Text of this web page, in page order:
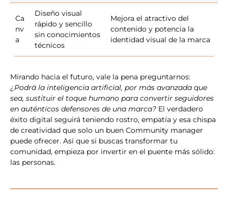
Ca
nv
a
Diseño visual
rápido y sencillo
sin conocimientos
técnicos
Mejora el atractivo del
contenido y potencia la
identidad visual de la marca
Mirando hacia el futuro, vale la pena preguntarnos:
¿Podrá la inteligencia artificial, por más avanzada que
sea, sustituir el toque humano para convertir seguidores
en auténticos defensores de una marca? El verdadero
éxito digital seguirá teniendo rostro, empatía y esa chispa
de creatividad que solo un buen Community manager
puede ofrecer. Así que si buscas transformar tu
comunidad, empieza por invertir en el puente más sólido:
las personas.